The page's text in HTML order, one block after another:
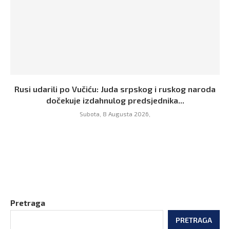
Rusi udarili po Vučiću: Juda srpskog i ruskog naroda
dočekuje izdahnulog predsjednika...
Subota, 8 Augusta 2026,
Pretraga
PRETRAGA